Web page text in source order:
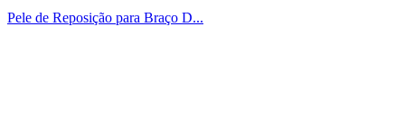
Pele de Reposição para Braço D...